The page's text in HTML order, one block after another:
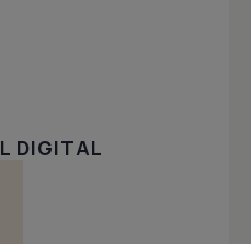
DIGITAL